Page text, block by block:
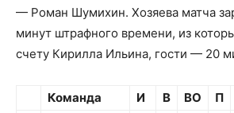
— Роман Шумихин. Хозяева матча
минут штрафного времени, из
счету Кирилла Ильина, гости — 20
Команда И В ВО П